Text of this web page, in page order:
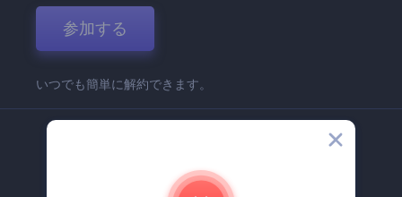
参加する
いつでも簡単に解約できます。
Renderforest 企業情報